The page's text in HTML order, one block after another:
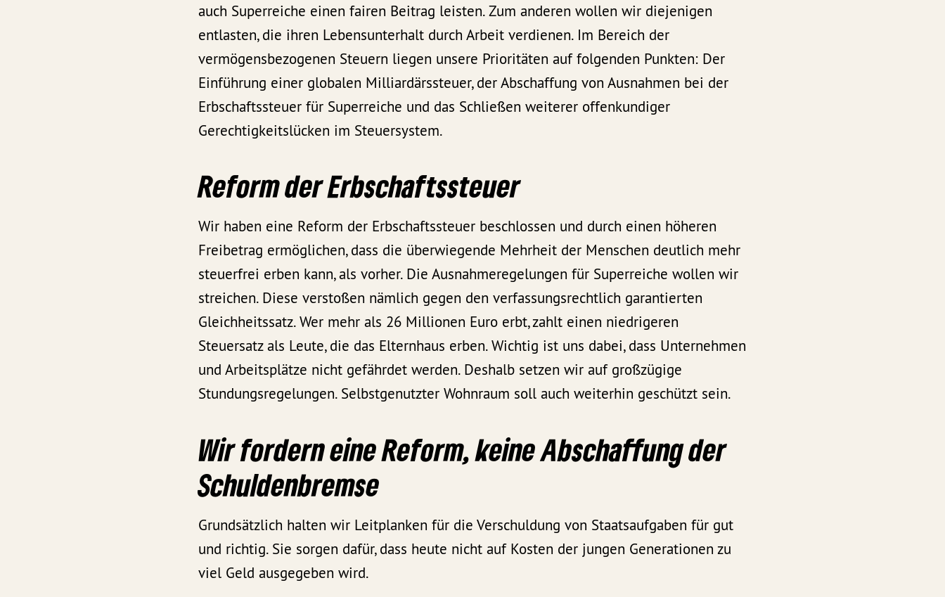
auch Superreiche einen fairen Beitrag leisten. Zum anderen wollen wir diejenigen
entlasten, die ihren Lebensunterhalt durch Arbeit verdienen. Im Bereich der
vermögensbezogenen Steuern liegen unsere Prioritäten auf folgenden Punkten: Der
Einführung einer globalen Milliardärssteuer, der Abschaffung von Ausnahmen bei der
Erbschaftssteuer für Superreiche und das Schließen weiterer offenkundiger
Gerechtigkeitslücken im Steuersystem.
Reform der Erbschaftssteuer
Wir haben eine Reform der Erbschaftssteuer beschlossen und durch einen höheren
Freibetrag ermöglichen, dass die überwiegende Mehrheit der Menschen deutlich mehr
steuerfrei erben kann, als vorher. Die Ausnahmeregelungen für Superreiche wollen wir
streichen. Diese verstoßen nämlich gegen den verfassungsrechtlich garantierten
Gleichheitssatz. Wer mehr als 26 Millionen Euro erbt, zahlt einen niedrigeren
Steuersatz als Leute, die das Elternhaus erben. Wichtig ist uns dabei, dass Unternehmen
und Arbeitsplätze nicht gefährdet werden. Deshalb setzen wir auf großzügige
Stundungsregelungen. Selbstgenutzter Wohnraum soll auch weiterhin geschützt sein.
Wir fordern eine Reform, keine Abschaffung der
Schuldenbremse
Grundsätzlich halten wir Leitplanken für die Verschuldung von Staatsaufgaben für gut
und richtig. Sie sorgen dafür, dass heute nicht auf Kosten der jungen Generationen zu
viel Geld ausgegeben wird.